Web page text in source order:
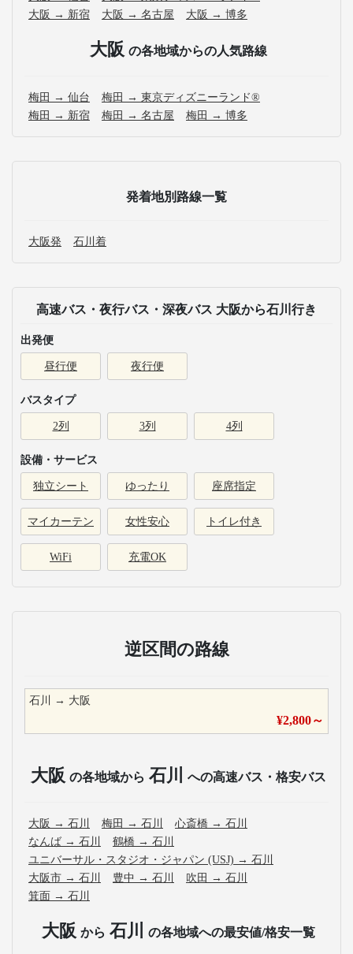
大阪 → 新宿
大阪 → 名古屋 大阪 → 博多
大阪 の各地域からの人気路線
梅田 → 仙台
梅田 → 東京ディズニーランド®
梅田 → 新宿
梅田 → 名古屋 梅田 → 博多
発着地別路線一覧
大阪発 石川着
高速バス・夜行バス・深夜バス 大阪から石川行き
出発便
昼行便 夜行便
バスタイプ
2列 3列 4列
設備・サービス
独立シート ゆったり 座席指定
マイカーテン 女性安心 トイレ付き
WiFi 充電OK
逆区間の路線
石川 → 大阪
¥2,800～
大阪 の各地域から 石川 への高速バス・格安バス
大阪 → 石川 梅田 → 石川 心斎橋 → 石川
なんば → 石川 鶴橋 → 石川
ユニバーサル・スタジオ・ジャパン (USJ) → 石川
大阪市 → 石川 豊中 → 石川 吹田 → 石川
箕面 → 石川
大阪 から 石川 の各地域への最安値/格安一覧